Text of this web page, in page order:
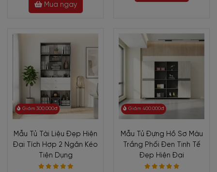
Mua ngay
Giảm 300.000đ
Mẫu Tủ Tài Liệu Đẹp Hiện
Đại Tích Hợp 2 Ngăn Kéo
Tiện Dụng
Giảm 400.000đ
Mẫu Tủ Đựng Hồ Sơ Màu
Trắng Phối Đen Tinh Tế
Đẹp Hiện Đại